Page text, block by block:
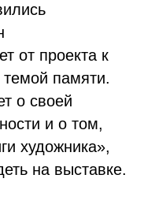
от проекта к
темой памяти.
о своей
и о том,
художника»,
на выставке.